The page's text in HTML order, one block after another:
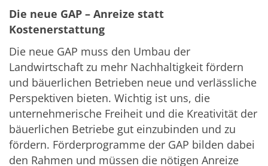
Die neue GAP – Anreize statt
Kostenerstattung
Die neue GAP muss den Umbau der
Landwirtschaft zu mehr Nachhaltigkeit fördern
und bäuerlichen Betrieben neue und verlässliche
Perspektiven bieten. Wichtig ist uns, die
unternehmerische Freiheit und die Kreativität der
bäuerlichen Betriebe gut einzubinden und zu
fördern. Förderprogramme der GAP bilden dabei
den Rahmen und müssen die nötigen Anreize